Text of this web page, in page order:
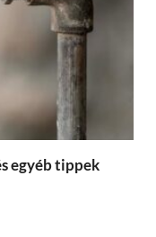
egyéb tippek